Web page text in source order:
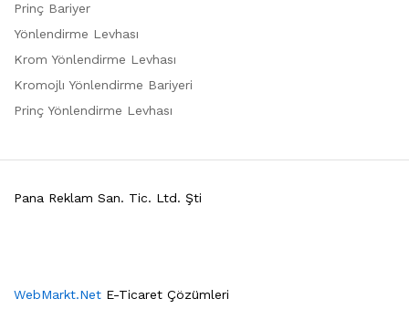
Prinç Bariyer
Yönlendirme Levhası
Krom Yönlendirme Levhası
Kromojlı Yönlendirme Bariyeri
Prinç Yönlendirme Levhası
WebMarkt.Net E-Ticaret Çözümleri
Pana Reklam San. Tic. Ltd. Şti